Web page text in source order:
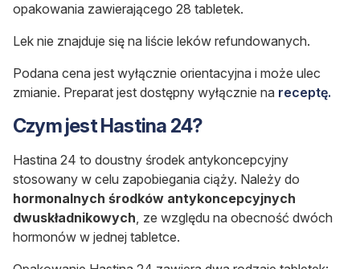
opakowania zawierającego 28 tabletek.
Lek nie znajduje się na liście leków refundowanych.
Podana cena jest wyłącznie orientacyjna i może ulec
zmianie. Preparat jest dostępny wyłącznie na receptę.
Czym jest Hastina 24?
Hastina 24 to doustny środek antykoncepcyjny
stosowany w celu zapobiegania ciąży. Należy do
hormonalnych środków antykoncepcyjnych
dwuskładnikowych, ze względu na obecność dwóch
hormonów w jednej tabletce.